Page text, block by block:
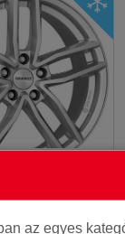
37 500 Ft/ db
4 db
az egyes